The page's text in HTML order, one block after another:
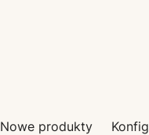
Nowe produkty